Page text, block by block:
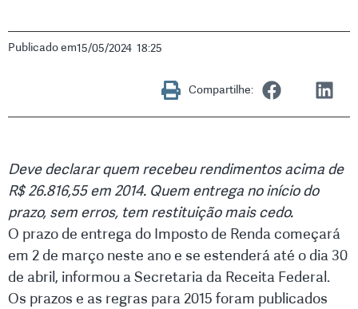
Publicado em15/05/2024 18:25
Compartilhe:
Deve declarar quem recebeu rendimentos acima de
R$ 26.816,55 em 2014. Quem entrega no início do
prazo, sem erros, tem restituição mais cedo.
O prazo de entrega do Imposto de Renda começará
em 2 de março neste ano e se estenderá até o dia 30
de abril, informou a Secretaria da Receita Federal.
Os prazos e as regras para 2015 foram publicados